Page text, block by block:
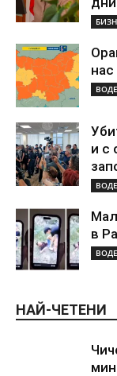
нас
и с
в
НАЙ-ЧЕТЕНИ